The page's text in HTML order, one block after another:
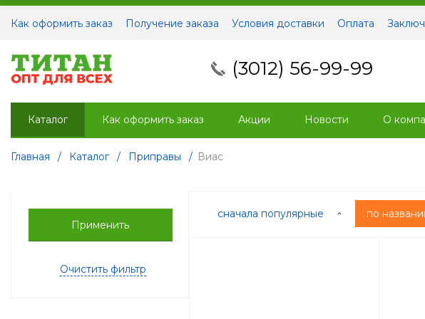
Как оформить заказ Получение заказа Условия доставки Оплата
(3012) 56-99-99
Каталог Как оформить заказ Акции Новости О
Главная / Каталог / Приправы / Виас
сначала популярные по
Применить
Очистить фильтр